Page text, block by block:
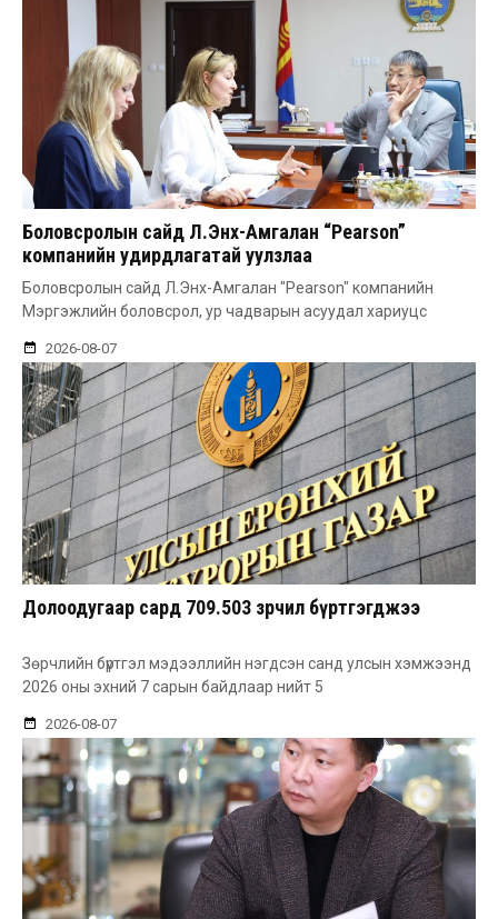
Боловсролын сайд Л.Энх-Амгалан “Pearson”
компанийн удирдлагатай уулзлаа
Боловсролын сайд Л.Энх-Амгалан "Pearson" компанийн
Мэргэжлийн боловсрол, ур чадварын асуудал хариуцс
2026-08-07
Долоодугаар сард 709.503 зөрчил бүртгэгджээ
Зөрчлийн бүртгэл мэдээллийн нэгдсэн санд улсын хэмжээнд
2026 оны эхний 7 сарын байдлаар нийт 5
2026-08-07